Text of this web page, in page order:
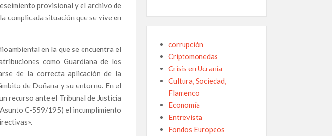
la Lupa Judicial en
en Doñana
Cruzada por
de Dimisión?
provisional y el archivo de
complicada situación que se vive en
en la que se encuentra el
como Guardiana de los
de la correcta aplicación de la
de Doñana y su entorno. En el
recurso ante el Tribunal de Justicia
C-559/195) el incumplimiento
corrupción
Criptomonedas
Crisis en Ucrania
Cultura, Sociedad,
Flamenco
Economía
Entrevista
Fondos Europeos